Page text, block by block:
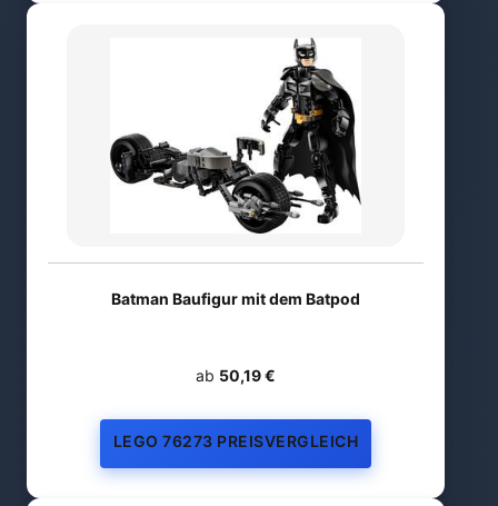
Batman Baufigur mit dem Batpod
ab 50,19 €
LEGO 76273 PREISVERGLEICH